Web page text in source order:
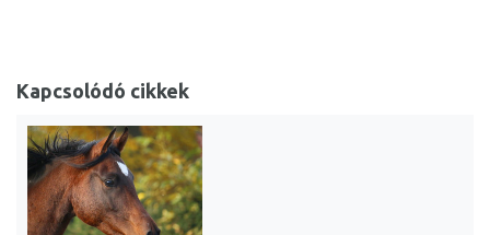
Kapcsolódó cikkek